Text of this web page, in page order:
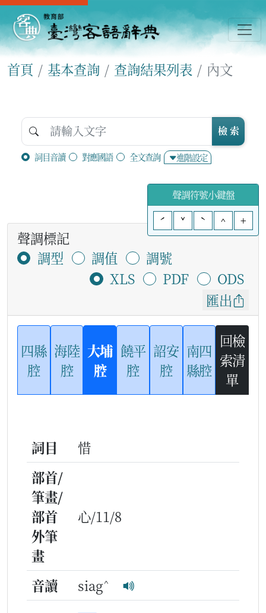
首頁 基本查詢 查詢結果列表 內文
詞目音讀 對應國語 全文查詢 進階設定
檢 索
聲調符號小鍵盤
ˊ
ˇ ˋ ^ +
聲調標記
調型
調值
調號
XLS
PDF
ODS
匯出
四縣
腔
海陸
腔
大埔
腔
饒平
腔
詔安
腔
南四
縣腔
回檢
索清
單
詞目
惜
部首/
筆畫/
部首
外筆
畫
心/11/8
音讀 siag^